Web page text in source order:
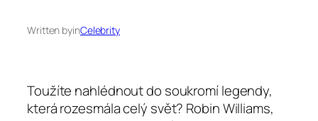
Written byinCelebrity
Toužíte nahlédnout do soukromí legendy,
která rozesmála celý svět? Robin Williams,